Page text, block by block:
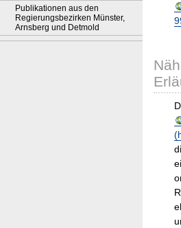
Publikationen aus den
Regierungsbezirken Münster,
Arnsberg und Detmold